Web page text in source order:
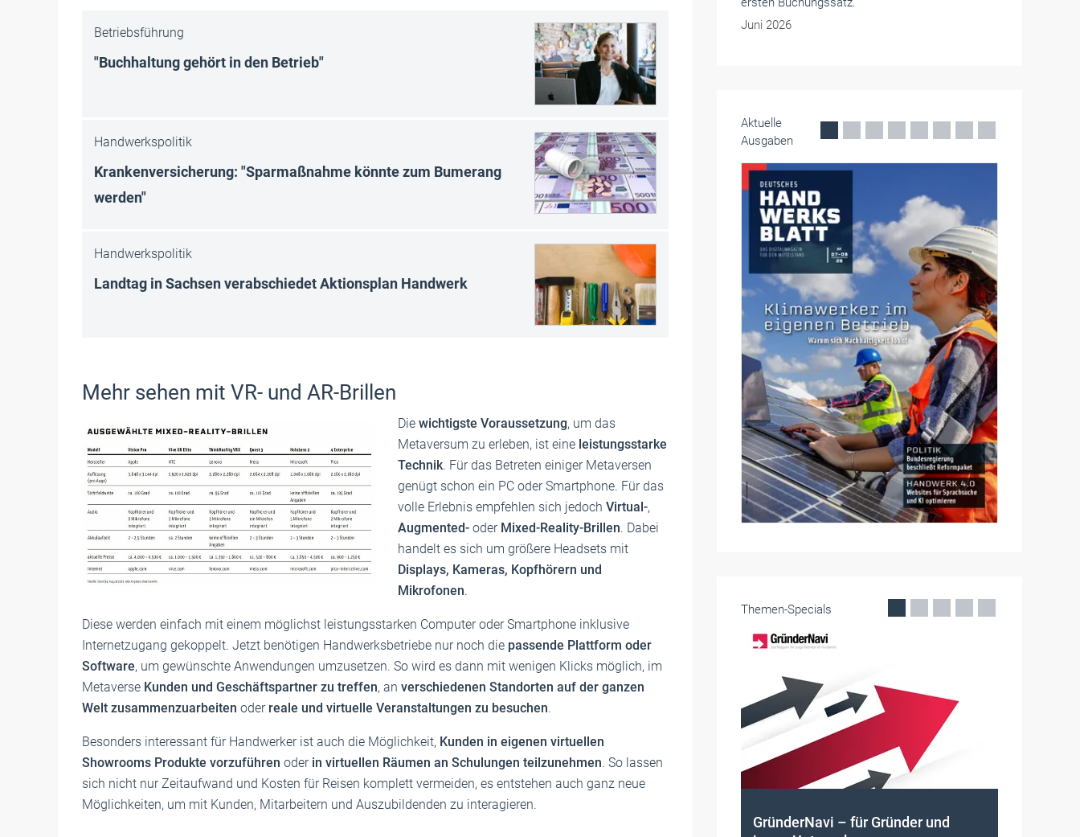
Betriebsführung
"Buchhaltung gehört in den Betrieb"
Handwerkspolitik
Krankenversicherung: "Sparmaßnahme könnte zum Bumerang
werden"
Handwerkspolitik
Landtag in Sachsen verabschiedet Aktionsplan Handwerk
Mehr sehen mit VR- und AR-Brillen
Die wichtigste Voraussetzung, um das
Metaversum zu erleben, ist eine leistungsstarke
Technik. Für das Betreten einiger Metaversen
genügt schon ein PC oder Smartphone. Für das
volle Erlebnis empfehlen sich jedoch Virtual-,
Augmented- oder Mixed-Reality-Brillen. Dabei
handelt es sich um größere Headsets mit
Displays, Kameras, Kopfhörern und
Mikrofonen.
Diese werden einfach mit einem möglichst leistungsstarken Computer oder Smartphone inklusive
Internetzugang gekoppelt. Jetzt benötigen Handwerksbetriebe nur noch die passende Plattform oder
Software, um gewünschte Anwendungen umzusetzen. So wird es dann mit wenigen Klicks möglich, im
Metaverse Kunden und Geschäftspartner zu treffen, an verschiedenen Standorten auf der ganzen
Welt zusammenzuarbeiten oder reale und virtuelle Veranstaltungen zu besuchen.
Besonders interessant für Handwerker ist auch die Möglichkeit, Kunden in eigenen virtuellen
Showrooms Produkte vorzuführen oder in virtuellen Räumen an Schulungen teilzunehmen. So lassen
sich nicht nur Zeitaufwand und Kosten für Reisen komplett vermeiden, es entstehen auch ganz neue
Möglichkeiten, um mit Kunden, Mitarbeitern und Auszubildenden zu interagieren.
Juni 2026
Ausgaben